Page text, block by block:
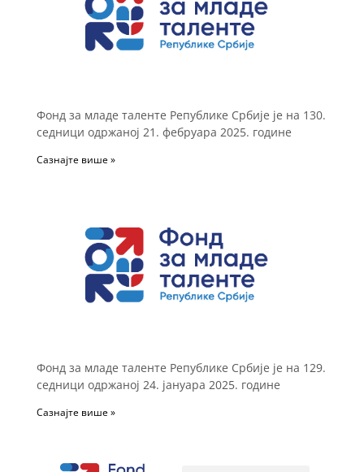
Фонд за младе таленте Републике Србије је на 130.
седници одржаној 21. фебруара 2025. године
Сазнајте више »
Фонд за младе таленте Републике Србије је на 129.
седници одржаној 24. јануара 2025. године
Сазнајте више »